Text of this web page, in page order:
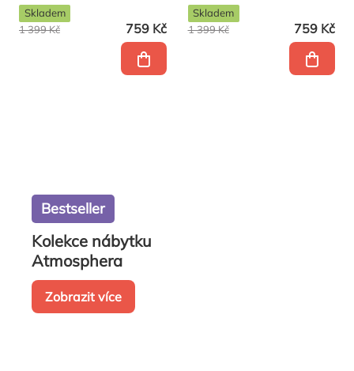
759 Kč
1 399 Kč
Skladem
759 Kč
1 399 Kč
Skladem
Bestseller
Kolekce nábytku
Atmosphera
Zobrazit více